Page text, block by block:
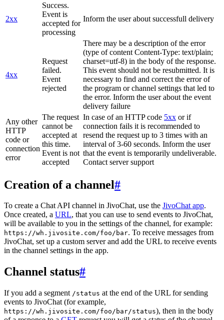
2xx
Success.
Event is
accepted for
processing
Inform the user about successfull delivery
4xx
Request
failed.
Event
rejected
There may be a description of the error
(type of content Content-Type: text/plain;
charset=utf-8) in the body of the response.
This event should not be resubmitted. It is
necessary to find and correct the error of
the program or channel settings that led to
the error. Inform the user about the event
delivery failure
Any other
HTTP
code or
connection
error
The request
cannot be
accepted at
this time.
Event is not
accepted
In case of an HTTP code 5xx or if
connection fails it is recommended to
resend the request up to 3 times with an
interval of 3-60 seconds. Inform the user
that the event is temporarily undeliverable.
Contact server support
Creation of a channel#
To create a Chat API channel in JivoChat, use the JivoChat app.
Once created, a URL, that you can use to send events to JivoChat,
will be available to you in the settings of the channel, for example:
https://wh.jivosite.com/foo/bar. To receive messages from
JivoChat, set up a custom server and add the URL to receive events
in the channel settings in the app.
Channel status#
If you add a segment /status at the end of the URL for sending
events to JivoChat (for example,
https://wh.jivosite.com/foo/bar/status), then in the body